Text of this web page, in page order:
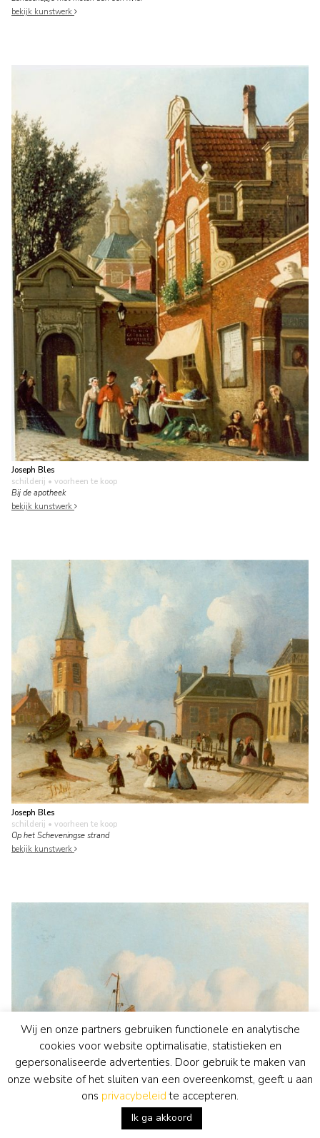
bekijk kunstwerk
Joseph Bles
schilderij • voorheen te koop
Bij de apotheek
bekijk kunstwerk
Joseph Bles
schilderij • voorheen te koop
Op het Scheveningse strand
bekijk kunstwerk
Wij en onze partners gebruiken functionele en analytische
cookies voor website optimalisatie, statistieken en
gepersonaliseerde advertenties. Door gebruik te maken van
onze website of het sluiten van een overeenkomst, geeft u aan
ons privacybeleid te accepteren.
Ik ga akkoord